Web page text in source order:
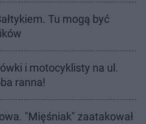
Tu mogą być
i motocyklisty na ul.
ranna!
"Mięśniak" zaatakował